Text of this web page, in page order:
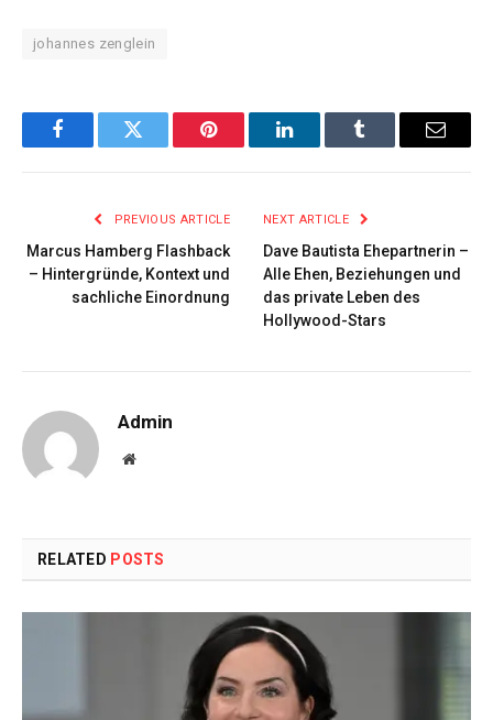
johannes zenglein
FacebookTwitter Pinterest LinkedInTumblr Email
PREVIOUS ARTICLE
Marcus Hamberg Flashback
– Hintergründe, Kontext und
sachliche Einordnung
NEXT ARTICLE
Dave Bautista Ehepartnerin –
Alle Ehen, Beziehungen und
das private Leben des
Hollywood-Stars
Admin
Website
RELATED POSTS